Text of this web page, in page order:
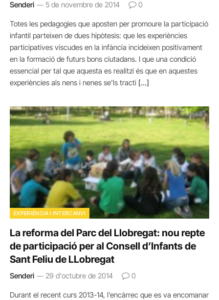
Senderi 5 de novembre de 2014 0
Totes les pedagogies que aposten per promoure la participació
infantil parteixen de dues hipòtesis: que les experiències
participatives viscudes en la infància incideixen positivament
en la formació de futurs bons ciutadans. I que una condició
essencial per tal que aquesta es realitzi és que en aquestes
experiències als nens i nenes se’ls tracti […]
EXPERIÈNCIA I INTERCANVI
La reforma del Parc del Llobregat: nou repte
de participació per al Consell d’Infants de
Sant Feliu de LLobregat
Senderi 29 d'octubre de 2014 0
Durant el recent curs 2013-14, l’encàrrec que es va encomanar